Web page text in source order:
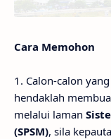
Cara Memohon
1. Calon-calon
hendaklah
melalui laman
(SPSM), sila